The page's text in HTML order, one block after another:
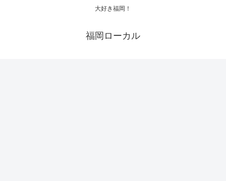
大好き福岡！
福岡ローカル